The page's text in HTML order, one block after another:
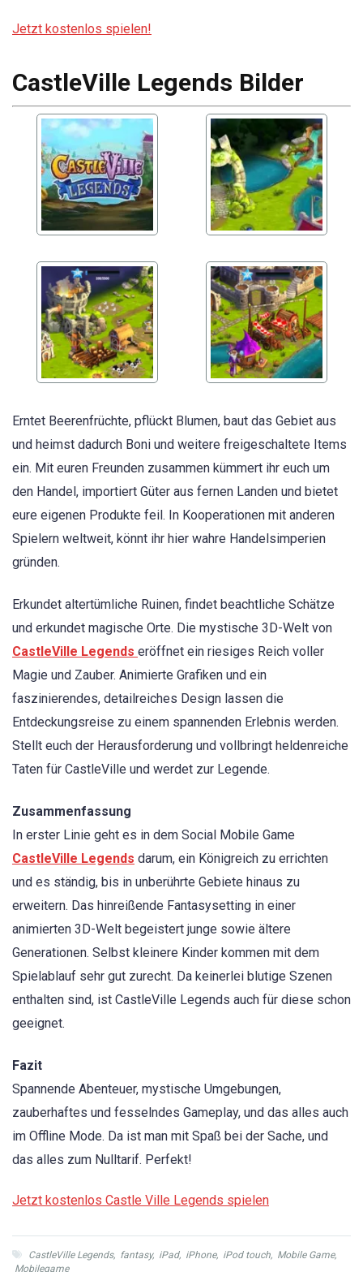
Jetzt kostenlos spielen!
CastleVille Legends Bilder
Erntet Beerenfrüchte, pflückt Blumen, baut das Gebiet aus
und heimst dadurch Boni und weitere freigeschaltete Items
ein. Mit euren Freunden zusammen kümmert ihr euch um
den Handel, importiert Güter aus fernen Landen und bietet
eure eigenen Produkte feil. In Kooperationen mit anderen
Spielern weltweit, könnt ihr hier wahre Handelsimperien
gründen.
Erkundet altertümliche Ruinen, findet beachtliche Schätze
und erkundet magische Orte. Die mystische 3D-Welt von
CastleVille Legends eröffnet ein riesiges Reich voller
Magie und Zauber. Animierte Grafiken und ein
faszinierendes, detailreiches Design lassen die
Entdeckungsreise zu einem spannenden Erlebnis werden.
Stellt euch der Herausforderung und vollbringt heldenreiche
Taten für CastleVille und werdet zur Legende.
Zusammenfassung
In erster Linie geht es in dem Social Mobile Game
CastleVille Legends darum, ein Königreich zu errichten
und es ständig, bis in unberührte Gebiete hinaus zu
erweitern. Das hinreißende Fantasysetting in einer
animierten 3D-Welt begeistert junge sowie ältere
Generationen. Selbst kleinere Kinder kommen mit dem
Spielablauf sehr gut zurecht. Da keinerlei blutige Szenen
enthalten sind, ist CastleVille Legends auch für diese schon
geeignet.
Fazit
Spannende Abenteuer, mystische Umgebungen,
zauberhaftes und fesselndes Gameplay, und das alles auch
im Offline Mode. Da ist man mit Spaß bei der Sache, und
das alles zum Nulltarif. Perfekt!
Jetzt kostenlos Castle Ville Legends spielen
CastleVille Legends, fantasy, iPad, iPhone, iPod touch, Mobile Game,
Mobilegame